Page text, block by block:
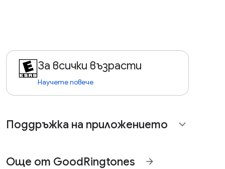
За всички възрасти
Научете повече
Поддръжка на приложението expand_more
Още от GoodRingtones arrow_forward